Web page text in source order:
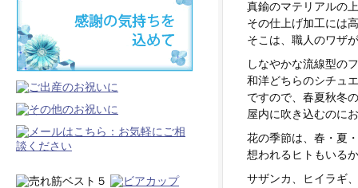
真鍮のマテリアルの
その仕上げ加工には
そこは、職人のワザ
しなやかな流線型の
和洋どちらのシチュ
ですので、春夏秋冬
屋内に吹き込むのに
花の季節は、春・夏
想われるヒトもいる
サザンカ、ヒイラギ